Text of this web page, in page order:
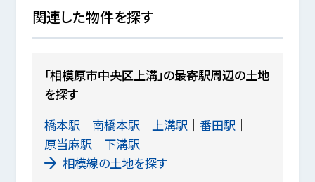
関連した物件を探す
「相模原市中央区上溝」の最寄駅周辺の土地
を探す
橋本駅
南橋本駅 上溝駅
番田駅
原当麻駅
下溝駅
相模線の土地を探す